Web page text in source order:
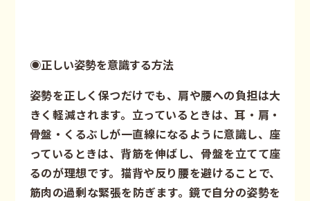
◉正しい姿勢を意識する方法
姿勢を正しく保つだけでも、肩や腰への負担は大
きく軽減されます。立っているときは、耳・肩・
骨盤・くるぶしが一直線になるように意識し、座
っているときは、背筋を伸ばし、骨盤を立てて座
るのが理想です。猫背や反り腰を避けることで、
筋肉の過剰な緊張を防ぎます。鏡で自分の姿勢を